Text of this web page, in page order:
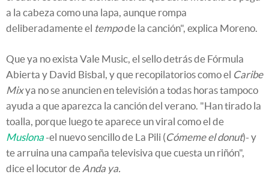
a la cabeza como una lapa, aunque rompa
deliberadamente el tempode la canción", explica Moreno.
Que ya no exista Vale Music, el sello detrás de Fórmula
Abierta y David Bisbal, y que recopilatorios como el Caribe
Mixya no se anuncien en televisión a todas horas tampoco
ayuda a que aparezca la canción del verano. "Han tirado la
toalla, porque luego te aparece un viral como el de
Muslona-el nuevo sencillo de La Pili (Cómeme el donut)- y
te arruina una campaña televisiva que cuesta un riñón",
dice el locutor de Anda ya.